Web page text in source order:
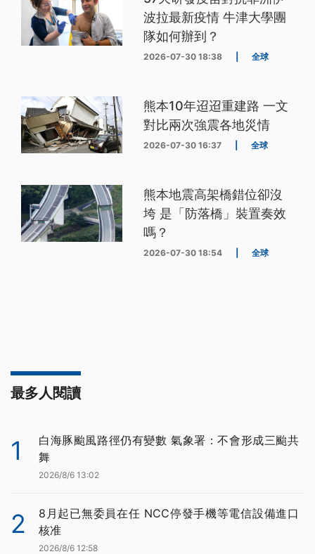
波拉最新疫情 牛津大學團
隊如何辦到？
2026-07-30 18:38 全球
熊本10年迢迢重建路 一文
對比兩次強震各地災情
2026-07-30 16:37 全球
熊本地震高架橋錯位卻沒
垮 是「防落橋」裝置奏效
嗎？
2026-07-30 18:54 全球
最多人閱讀
1
白海豚颱風路徑仍有變數 氣象署：不會形成三颱共
舞
2026/8/6 13:02
2
8月起已無委員在任 NCC停發手機等電信設備進口
核准
2026/8/6 12:58